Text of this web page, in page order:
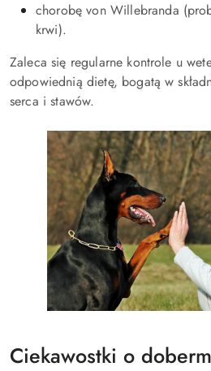
chorobę von Willebranda
krwi).
Zaleca się regularne kontrole u
odpowiednią dietę, bogatą w
serca i stawów.
Ciekawostki o